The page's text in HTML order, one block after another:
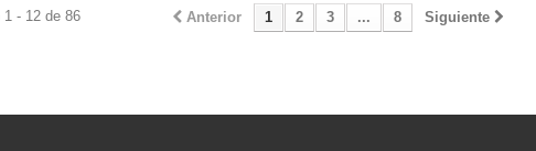
Anterior 1 2 3 ... 8 Siguiente
1 - 12 de 86